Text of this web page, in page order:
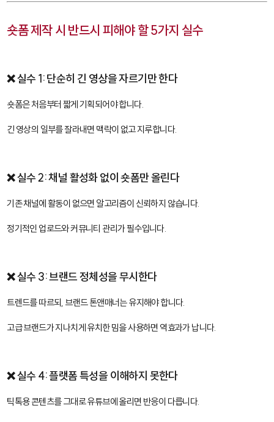
숏폼 제작 시 반드시 피해야 할 5가지 실수
❌ 실수 1: 단순히 긴 영상을 자르기만 한다
숏폼은 처음부터 짧게 기획되어야 합니다.
긴 영상의 일부를 잘라내면 맥락이 없고 지루합니다.
❌ 실수 2: 채널 활성화 없이 숏폼만 올린다
기존 채널에 활동이 없으면 알고리즘이 신뢰하지 않습니다.
정기적인 업로드와 커뮤니티 관리가 필수입니다.
❌ 실수 3: 브랜드 정체성을 무시한다
트렌드를 따르되, 브랜드 톤앤매너는 유지해야 합니다.
고급 브랜드가 지나치게 유치한 밈을 사용하면 역효과가 납니다.
❌ 실수 4: 플랫폼 특성을 이해하지 못한다
틱톡용 콘텐츠를 그대로 유튜브에 올리면 반응이 다릅니다.